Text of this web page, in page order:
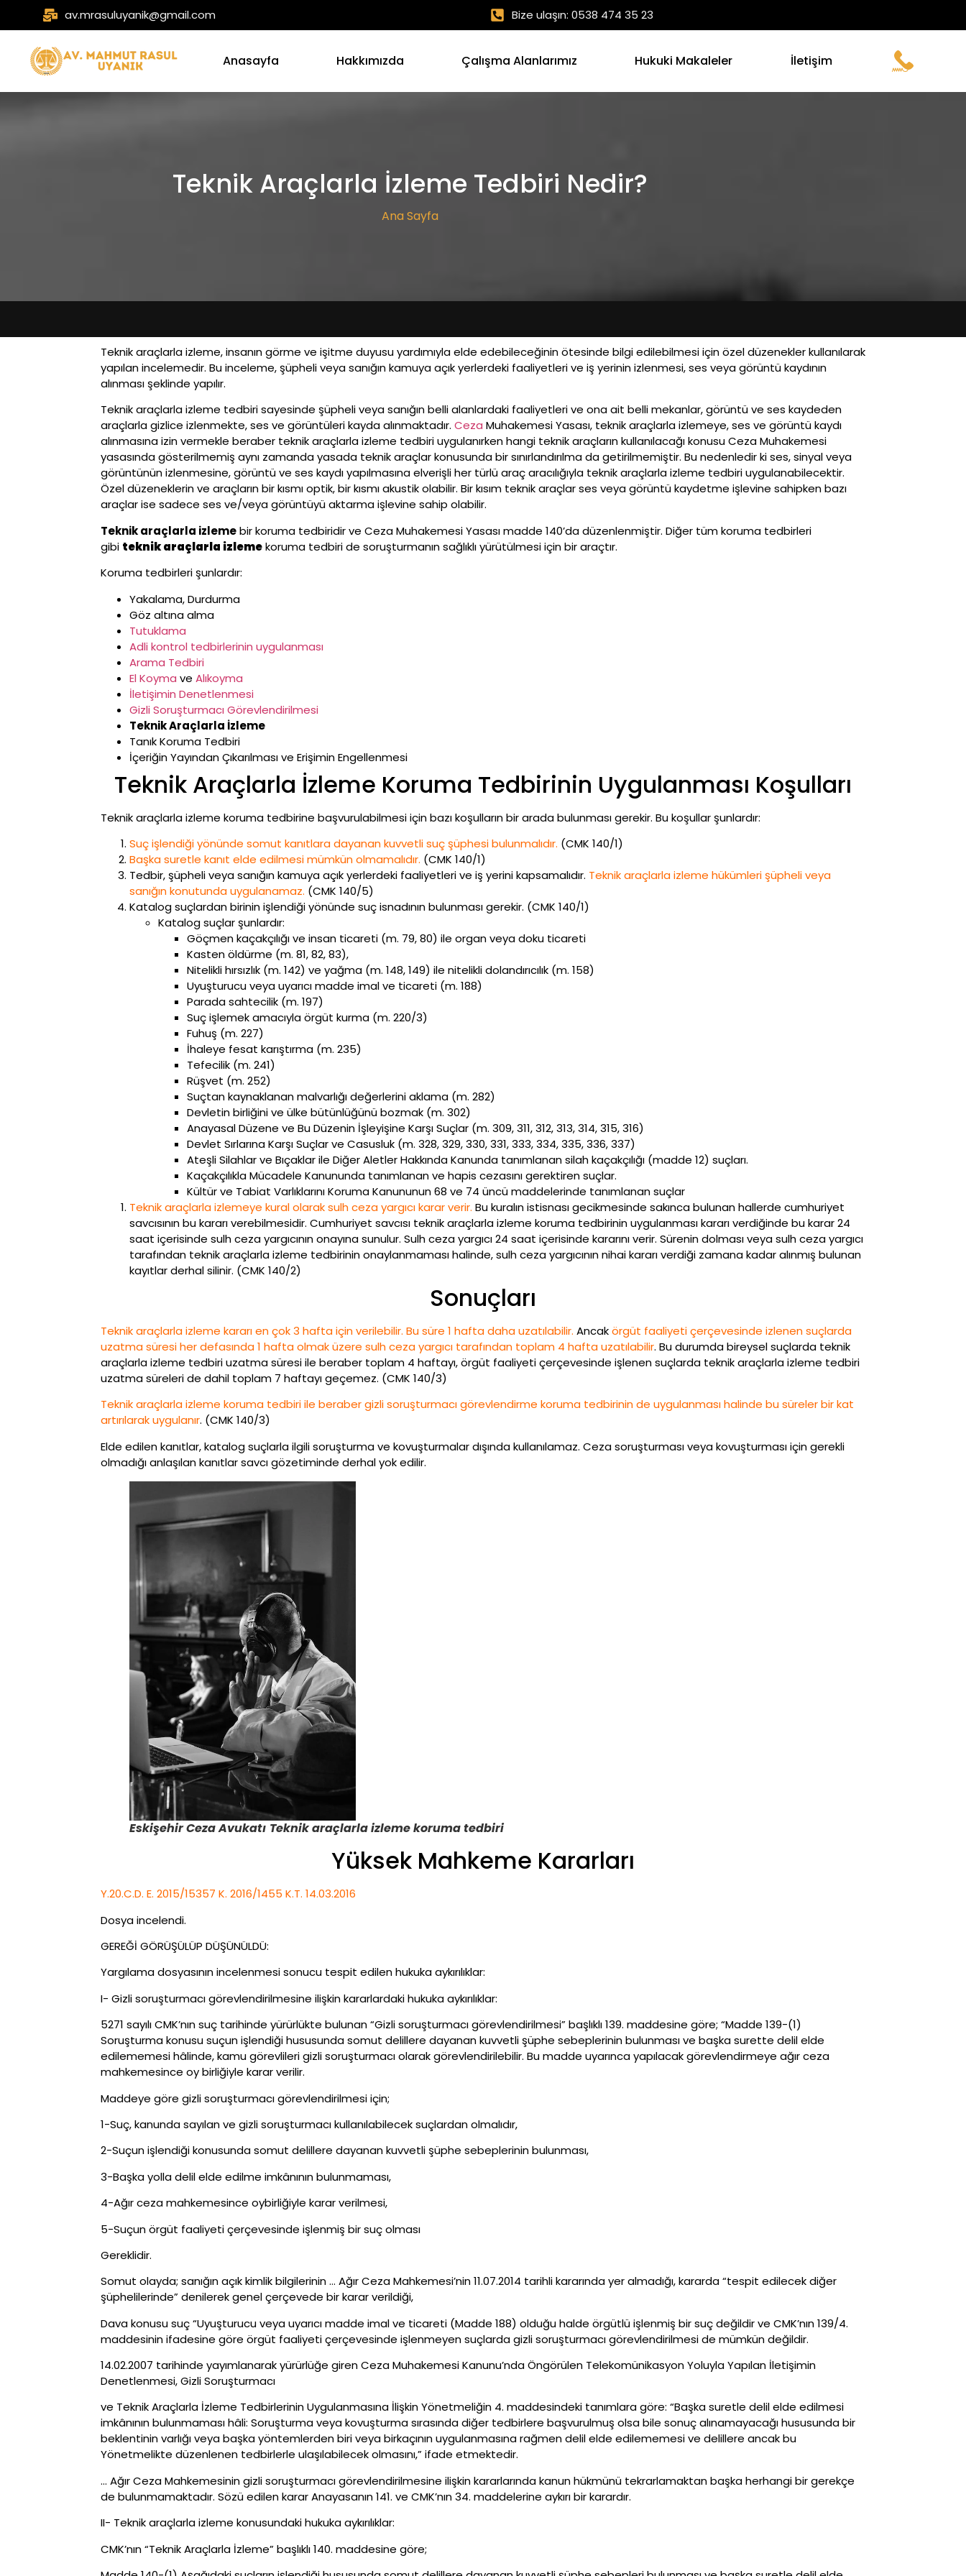
av.mrasuluyanik@gmail.com Bize ulaşın: 0538 474 35 23
Anasayfa Hakkımızda Çalışma Alanlarımız Hukuki Makaleler İletişim
Teknik Araçlarla İzleme Tedbiri Nedir?
Ana Sayfa
Teknik araçlarla izleme, insanın görme ve işitme duyusu yardımıyla elde edebileceğinin ötesinde bilgi edilebilmesi için özel düzenekler kullanılarak
yapılan incelemedir. Bu inceleme, şüpheli veya sanığın kamuya açık yerlerdeki faaliyetleri ve iş yerinin izlenmesi, ses veya görüntü kaydının
alınması şeklinde yapılır.
Teknik araçlarla izleme tedbiri sayesinde şüpheli veya sanığın belli alanlardaki faaliyetleri ve ona ait belli mekanlar, görüntü ve ses kaydeden
araçlarla gizlice izlenmekte, ses ve görüntüleri kayda alınmaktadır. Ceza Muhakemesi Yasası, teknik araçlarla izlemeye, ses ve görüntü kaydı
alınmasına izin vermekle beraber teknik araçlarla izleme tedbiri uygulanırken hangi teknik araçların kullanılacağı konusu Ceza Muhakemesi
yasasında gösterilmemiş aynı zamanda yasada teknik araçlar konusunda bir sınırlandırılma da getirilmemiştir. Bu nedenledir ki ses, sinyal veya
görüntünün izlenmesine, görüntü ve ses kaydı yapılmasına elverişli her türlü araç aracılığıyla teknik araçlarla izleme tedbiri uygulanabilecektir.
Özel düzeneklerin ve araçların bir kısmı optik, bir kısmı akustik olabilir. Bir kısım teknik araçlar ses veya görüntü kaydetme işlevine sahipken bazı
araçlar ise sadece ses ve/veya görüntüyü aktarma işlevine sahip olabilir.
Teknik araçlarla izlemebir koruma tedbiridir ve Ceza Muhakemesi Yasası madde 140’da düzenlenmiştir. Diğer tüm koruma tedbirleri
gibi teknik araçlarla izlemekoruma tedbiri de soruşturmanın sağlıklı yürütülmesi için bir araçtır.
Koruma tedbirleri şunlardır:
Yakalama, Durdurma
Göz altına alma
Tutuklama
Adli kontrol tedbirlerinin uygulanması
Arama Tedbiri
El Koyma ve Alıkoyma
İletişimin Denetlenmesi
Gizli Soruşturmacı Görevlendirilmesi
Teknik Araçlarla İzleme
Tanık Koruma Tedbiri
İçeriğin Yayından Çıkarılması ve Erişimin Engellenmesi
Teknik Araçlarla İzleme Koruma Tedbirinin Uygulanması Koşulları
Teknik araçlarla izleme koruma tedbirine başvurulabilmesi için bazı koşulların bir arada bulunması gerekir. Bu koşullar şunlardır:
Suç işlendiği yönünde somut kanıtlara dayanan kuvvetli suç şüphesi bulunmalıdır. (CMK 140/1)
Başka suretle kanıt elde edilmesi mümkün olmamalıdır. (CMK 140/1)
Tedbir, şüpheli veya sanığın kamuya açık yerlerdeki faaliyetleri ve iş yerini kapsamalıdır. Teknik araçlarla izleme hükümleri şüpheli veya
sanığın konutunda uygulanamaz. (CMK 140/5)
Katalog suçlardan birinin işlendiği yönünde suç isnadının bulunması gerekir. (CMK 140/1)
Katalog suçlar şunlardır:
Göçmen kaçakçılığı ve insan ticareti (m. 79, 80) ile organ veya doku ticareti
Kasten öldürme (m. 81, 82, 83),
Nitelikli hırsızlık (m. 142) ve yağma (m. 148, 149) ile nitelikli dolandırıcılık (m. 158)
Uyuşturucu veya uyarıcı madde imal ve ticareti (m. 188)
Parada sahtecilik (m. 197)
Suç işlemek amacıyla örgüt kurma (m. 220/3)
Fuhuş (m. 227)
İhaleye fesat karıştırma (m. 235)
Tefecilik (m. 241)
Rüşvet (m. 252)
Suçtan kaynaklanan malvarlığı değerlerini aklama (m. 282)
Devletin birliğini ve ülke bütünlüğünü bozmak (m. 302)
Anayasal Düzene ve Bu Düzenin İşleyişine Karşı Suçlar (m. 309, 311, 312, 313, 314, 315, 316)
Devlet Sırlarına Karşı Suçlar ve Casusluk (m. 328, 329, 330, 331, 333, 334, 335, 336, 337)
Ateşli Silahlar ve Bıçaklar ile Diğer Aletler Hakkında Kanunda tanımlanan silah kaçakçılığı (madde 12) suçları.
Kaçakçılıkla Mücadele Kanununda tanımlanan ve hapis cezasını gerektiren suçlar.
Kültür ve Tabiat Varlıklarını Koruma Kanununun 68 ve 74 üncü maddelerinde tanımlanan suçlar
Teknik araçlarla izlemeye kural olarak sulh ceza yargıcı karar verir. Bu kuralın istisnası gecikmesinde sakınca bulunan hallerde cumhuriyet
savcısının bu kararı verebilmesidir. Cumhuriyet savcısı teknik araçlarla izleme koruma tedbirinin uygulanması kararı verdiğinde bu karar 24
saat içerisinde sulh ceza yargıcının onayına sunulur. Sulh ceza yargıcı 24 saat içerisinde kararını verir. Sürenin dolması veya sulh ceza yargıcı
tarafından teknik araçlarla izleme tedbirinin onaylanmaması halinde, sulh ceza yargıcının nihai kararı verdiği zamana kadar alınmış bulunan
kayıtlar derhal silinir. (CMK 140/2)
Sonuçları
Teknik araçlarla izleme kararı en çok 3 hafta için verilebilir. Bu süre 1 hafta daha uzatılabilir. Ancakörgüt faaliyeti çerçevesinde izlenen suçlarda
uzatma süresi her defasında 1 hafta olmak üzere sulh ceza yargıcı tarafından toplam 4 hafta uzatılabilir. Bu durumda bireysel suçlarda teknik
araçlarla izleme tedbiri uzatma süresi ile beraber toplam 4 haftayı, örgüt faaliyeti çerçevesinde işlenen suçlarda teknik araçlarla izleme tedbiri
uzatma süreleri de dahil toplam 7 haftayı geçemez. (CMK 140/3)
Teknik araçlarla izleme koruma tedbiri ile beraber gizli soruşturmacı görevlendirme koruma tedbirinin de uygulanması halinde bu süreler bir kat
artırılarak uygulanır. (CMK 140/3)
Elde edilen kanıtlar, katalog suçlarla ilgili soruşturma ve kovuşturmalar dışında kullanılamaz. Ceza soruşturması veya kovuşturması için gerekli
olmadığı anlaşılan kanıtlar savcı gözetiminde derhal yok edilir.
Eskişehir Ceza Avukatı Teknik araçlarla izleme koruma tedbiri
Yüksek Mahkeme Kararları
Y.20.C.D. E. 2015/15357 K. 2016/1455 K.T. 14.03.2016
Dosya incelendi.
GEREĞİ GÖRÜŞÜLÜP DÜŞÜNÜLDÜ:
Yargılama dosyasının incelenmesi sonucu tespit edilen hukuka aykırılıklar:
I- Gizli soruşturmacı görevlendirilmesine ilişkin kararlardaki hukuka aykırılıklar:
5271 sayılı CMK’nın suç tarihinde yürürlükte bulunan “Gizli soruşturmacı görevlendirilmesi” başlıklı 139. maddesine göre; “Madde 139-(1)
Soruşturma konusu suçun işlendiği hususunda somut delillere dayanan kuvvetli şüphe sebeplerinin bulunması ve başka surette delil elde
edilememesi hâlinde, kamu görevlileri gizli soruşturmacı olarak görevlendirilebilir. Bu madde uyarınca yapılacak görevlendirmeye ağır ceza
mahkemesince oy birliğiyle karar verilir.
Maddeye göre gizli soruşturmacı görevlendirilmesi için;
1-Suç, kanunda sayılan ve gizli soruşturmacı kullanılabilecek suçlardan olmalıdır,
2-Suçun işlendiği konusunda somut delillere dayanan kuvvetli şüphe sebeplerinin bulunması,
3-Başka yolla delil elde edilme imkânının bulunmaması,
4-Ağır ceza mahkemesince oybirliğiyle karar verilmesi,
5-Suçun örgüt faaliyeti çerçevesinde işlenmiş bir suç olması
Gereklidir.
Somut olayda; sanığın açık kimlik bilgilerinin … Ağır Ceza Mahkemesi’nin 11.07.2014 tarihli kararında yer almadığı, kararda “tespit edilecek diğer
şüphelilerinde” denilerek genel çerçevede bir karar verildiği,
Dava konusu suç “Uyuşturucu veya uyarıcı madde imal ve ticareti (Madde 188) olduğu halde örgütlü işlenmiş bir suç değildir ve CMK’nın 139/4.
maddesinin ifadesine göre örgüt faaliyeti çerçevesinde işlenmeyen suçlarda gizli soruşturmacı görevlendirilmesi de mümkün değildir.
14.02.2007 tarihinde yayımlanarak yürürlüğe giren Ceza Muhakemesi Kanunu’nda Öngörülen Telekomünikasyon Yoluyla Yapılan İletişimin
Denetlenmesi, Gizli Soruşturmacı
ve Teknik Araçlarla İzleme Tedbirlerinin Uygulanmasına İlişkin Yönetmeliğin 4. maddesindeki tanımlara göre: “Başka suretle delil elde edilmesi
imkânının bulunmaması hâli: Soruşturma veya kovuşturma sırasında diğer tedbirlere başvurulmuş olsa bile sonuç alınamayacağı hususunda bir
beklentinin varlığı veya başka yöntemlerden biri veya birkaçının uygulanmasına rağmen delil elde edilememesi ve delillere ancak bu
Yönetmelikte düzenlenen tedbirlerle ulaşılabilecek olmasını,” ifade etmektedir.
… Ağır Ceza Mahkemesinin gizli soruşturmacı görevlendirilmesine ilişkin kararlarında kanun hükmünü tekrarlamaktan başka herhangi bir gerekçe
de bulunmamaktadır. Sözü edilen karar Anayasanın 141. ve CMK’nın 34. maddelerine aykırı bir karardır.
II- Teknik araçlarla izleme konusundaki hukuka aykırılıklar:
CMK’nın “Teknik Araçlarla İzleme” başlıklı 140. maddesine göre;